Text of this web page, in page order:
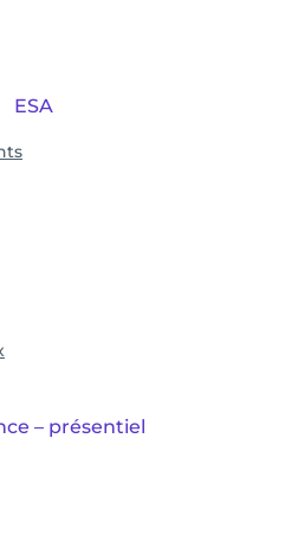
ESA
– présentiel